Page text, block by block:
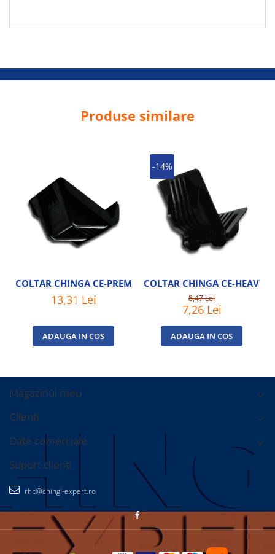
Produse similare
COLTAR CHINGA CE-PREMIUM
13,31 Lei
ADAUGA IN COS
-14%
COLTAR CHINGA CE-HEAVY
8,47 Lei
7,26 Lei
ADAUGA IN COS
Magazinul meu
Clienti
Date comerciale
Suport clienti
rhc@chingi-expert.ro